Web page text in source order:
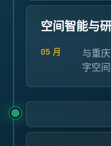
空间智能与
05 月
与重
字空